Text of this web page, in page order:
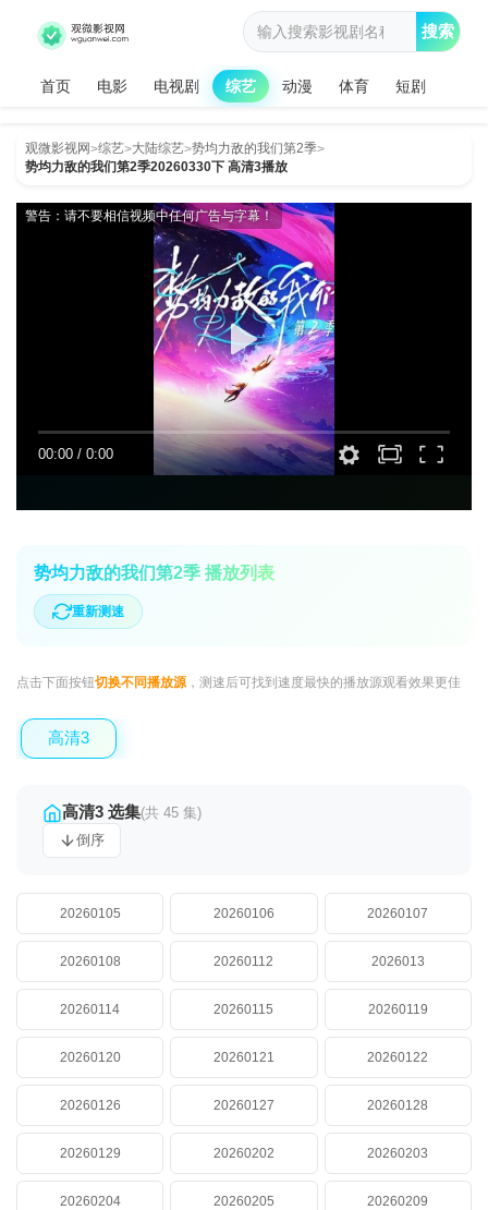
首页 电影 电视剧 综艺 动漫 体育 短剧
搜索
观微影视网>综艺>大陆综艺>势均力敌的我们第2季>
势均力敌的我们第2季20260330下 高清3播放
00:00 / 0:00
警告：请不要相信视频中任何广告与字幕！
势均力敌的我们第2季 播放列表
重新测速
点击下面按钮切换不同播放源，测速后可找到速度最快的播放源观看效果更佳
高清3
高清3 选集(共 45 集)
倒序
20260105 20260106 20260107
20260108 20260112 2026013
20260114 20260115 20260119
20260120 20260121 20260122
20260126 20260127 20260128
20260129 20260202 20260203
20260204 20260205 20260209